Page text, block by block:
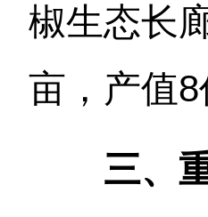
椒生态长
亩，产值8
三、